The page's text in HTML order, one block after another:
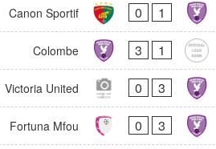
Canon Sportif 0 1
Colombe 3 1
Victoria United 0 3
Fortuna Mfou 0 3